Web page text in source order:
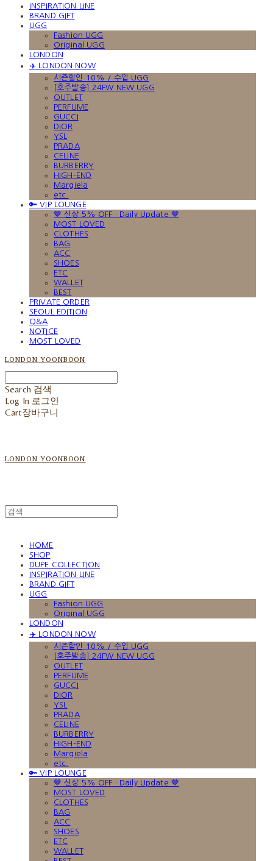
INSPIRATION LINE
BRAND GIFT
UGG
Fashion UGG
Original UGG
LONDON
✈️ LONDON NOW
시즌할인 10% / 수입 UGG
[호주발송] 24FW NEW UGG
OUTLET
PERFUME
GUCCI
DIOR
YSL
PRADA
CELINE
BURBERRY
HIGH-END
Margiela
etc.
🔑 VIP LOUNGE
🤎 신상 5% OFF · Daily Update 🤎
MOST LOVED
CLOTHES
BAG
ACC
SHOES
ETC
WALLET
BEST
PRIVATE ORDER
SEOUL EDITION
Q&A
NOTICE
MOST LOVED
LONDON YOONBOON
Search 검색
Log In 로그인
Cart장바구니
LONDON YOONBOON
HOME
SHOP
DUPE COLLECTION
INSPIRATION LINE
BRAND GIFT
UGG
Fashion UGG
Original UGG
LONDON
✈️ LONDON NOW
시즌할인 10% / 수입 UGG
[호주발송] 24FW NEW UGG
OUTLET
PERFUME
GUCCI
DIOR
YSL
PRADA
CELINE
BURBERRY
HIGH-END
Margiela
etc.
🔑 VIP LOUNGE
🤎 신상 5% OFF · Daily Update 🤎
MOST LOVED
CLOTHES
BAG
ACC
SHOES
ETC
WALLET